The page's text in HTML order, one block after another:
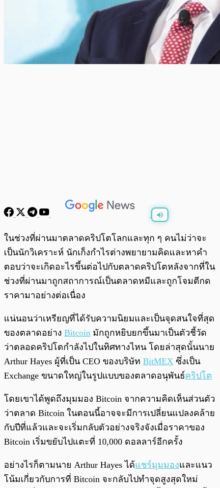
พร้อมเล่น 0:00/ 0:00
ในช่วงที่ผ่านมาตลาดคริปโตโลกและทุก ๆ คนไม่ว่าจะ
เป็นนักวิเคราะห์ นักเก็งกำไรต่างพยายามคิดและหาคำ
ตอบว่าจะเกิดอะไรขึ้นต่อไปกับตลาดคริปโตหลังจากที่ใน
ช่วงที่ผ่านมาถูกสถาการณ์เป็นตลาดหมีและถูกโจมตีกด
ราคามาอย่างต่อเนื่อง
แน่นอนว่าเหรียญที่ได้รับความนิยมและเป็นจุดสนใจที่สุด
ของตลาดอย่าง Bitcoin มักถูกหยิบยกขึ้นมาเป็นตัวชี้วัด
ว่าตลอดคริปโตกำลังไปในทิศทางไหน โดยล่าสุดนั้นนาย
Arthur Hayes ผู้ที่เป็น CEO ของบริษัท BitMEX ซึ่งเป็น
Exchange ขนาดใหญ่ในรูปแบบของตลาดอนุพันธ์คริปโต
โดยเขาได้พูดถึงมุมมอง Bitcoin จากความคิดเห็นส่วนตัว
ว่าตลาด Bitcoin ในตอนนี้อาจจะมีการเปลี่ยนแปลงคล้าย
กับปีที่แล้วและจะเริ่มกลับตัวอย่างจริงจังเมื่อราคาของ
Bitcoin เริ่มขยับไปแตะที่ 10,000 ดอลลาร์อีกครั้ง
อย่างไรก็ตามนาย Arthur Hayes ได้แชร์มุมมองและแนว
โน้มเกี่ยวกับการที่ Bitcoin จะกลับไปทำจุดสูงสุดใหม่